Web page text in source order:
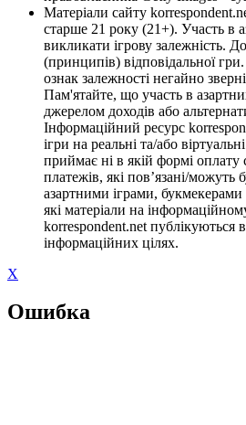
Матеріали сайту
старше 21 року (21+). Участь в
викликати ігрову залежність.
(принципів) відповідальної
ознак залежності негайно
Пам'ятайте, що участь в
джерелом доходів або
Інформаційний ресурс
ігри на реальні та/або
приймає ні в якій формі оплату
платежів, які пов’язані/можуть
азартними іграми, букмекерами
які матеріали на
korrespondent.net публікуються
інформаційних цілях.
X
Ошибка